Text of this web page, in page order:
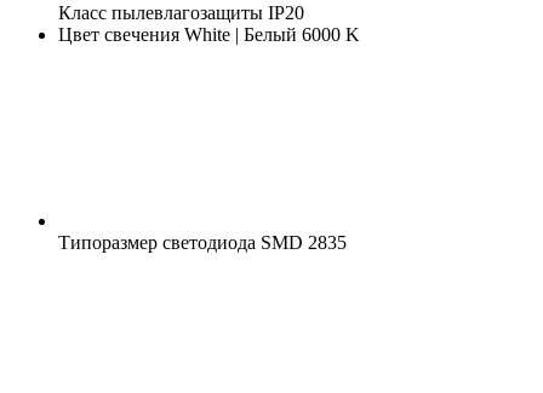
Класс пылевлагозащиты IP20
Цвет свечения White | Белый 6000 K
Типоразмер светодиода SMD 2835